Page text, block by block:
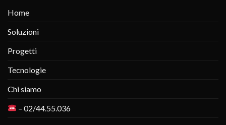
Home
Soluzioni
Progetti
Tecnologie
Chi siamo
– 02/44.55.036